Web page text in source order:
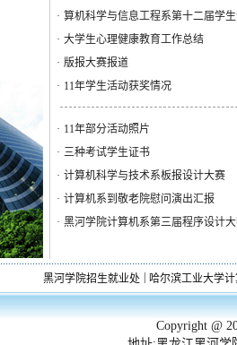
· 算机科学与信息工程系第十二届学
· 大学生心理健康教育工作总结
· 版报大赛报道
· 11年学生活动获奖情况
· 11年部分活动照片
· 三种考试学生证书
· 计算机科学与技术系板报设计大赛
· 计算机系到敬老院慰问演出汇报
· 黑河学院计算机系第三届程序设计
黑河学院招生就业处 哈尔滨工业大学
Copyright @